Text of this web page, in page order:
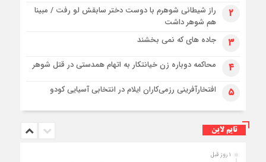
۲
راز شیطانی شوهرم با دوست دختر سابقش لو رفت / مبینا
هم شوهر داشت
۳ جاده های که نمی بخشند
۴ محاکمه دوباره زن خیانتکار به اتهام همدستی در قتل شوهر
۵ افتخارآفرینی رزمی‌کاران ایلام در انتخابی آسیایی کودو
تایم لاین
۱ روز قبل